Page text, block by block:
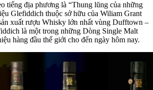
tiếng địa phương là “Thung lũng của những
Glefiddich thuộc sở hữu của Wiliam Grant
xuất rượu Whisky lớn nhất vùng Dufftown –
là một trong những Dòng Single Malt
hàng đầu thế giới cho đến ngày hôm nay.